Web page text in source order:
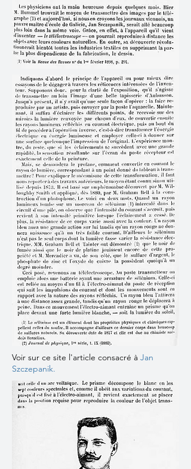
Voir sur ce site l'article consacré à Jan
Szczepanik.